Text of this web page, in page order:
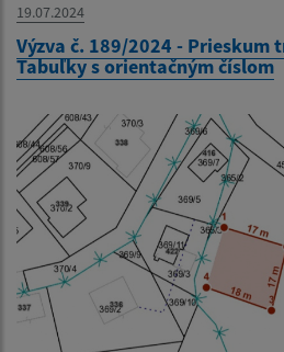
19.07.2024
Výzva č. 189/2024 - Prieskum
Tabuľky s orientačným číslom